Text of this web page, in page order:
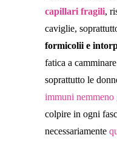
capillari fragili,
caviglie,
formicolii e
fatica a
soprattutto le
immuni
colpire in ogni
necessariamente